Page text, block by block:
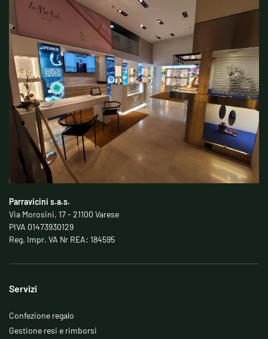
Parravicini s.a.s.
Via Morosini, 17 - 21100 Varese
PIVA 01473930129
Reg. Impr. VA Nr REA: 184595
Servizi
Confezione regalo
Gestione resi e rimborsi